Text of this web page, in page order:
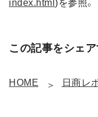
index.html )を参照。
この記事をシェ
HOME 日商レ